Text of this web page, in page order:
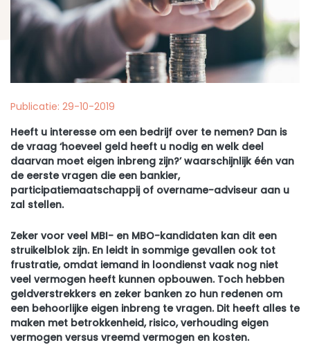
Publicatie: 29-10-2019
Heeft u interesse om een bedrijf over te nemen? Dan is
de vraag ‘hoeveel geld heeft u nodig en welk deel
daarvan moet eigen inbreng zijn?’ waarschijnlijk één van
de eerste vragen die een bankier,
participatiemaatschappij of overname-adviseur aan u
zal stellen.
Zeker voor veel MBI- en MBO-kandidaten kan dit een
struikelblok zijn. En leidt in sommige gevallen ook tot
frustratie, omdat iemand in loondienst vaak nog niet
veel vermogen heeft kunnen opbouwen. Toch hebben
geldverstrekkers en zeker banken zo hun redenen om
een behoorlijke eigen inbreng te vragen. Dit heeft alles te
maken met betrokkenheid, risico, verhouding eigen
vermogen versus vreemd vermogen en kosten.